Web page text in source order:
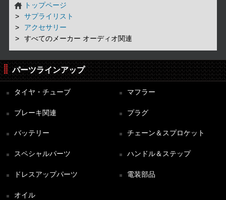
トップページ
サプライリスト
アクセサリー
すべてのメーカー オーディオ関連
パーツラインアップ
タイヤ・チューブ マフラー
ブレーキ関連 プラグ
バッテリー チェーン＆スプロケット
スペシャルパーツ ハンドル＆ステップ
ドレスアップパーツ 電装部品
オイル